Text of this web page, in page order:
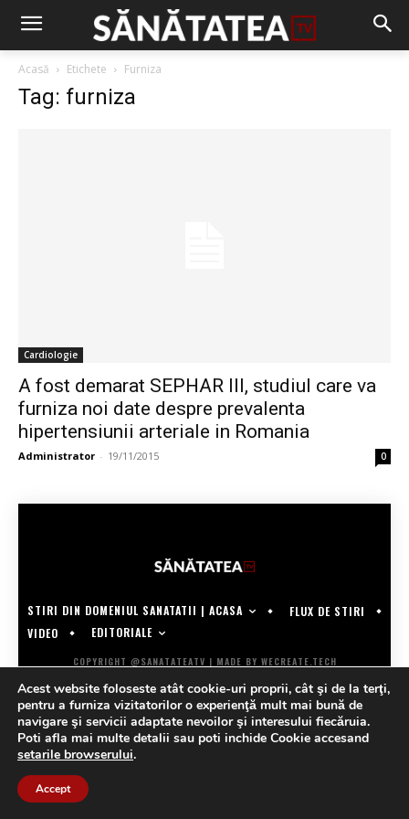
Acasă Etichete Furniza
Tag: furniza
Cardiologie
A fost demarat SEPHAR III, studiul care va
furniza noi date despre prevalenta
hipertensiunii arteriale in Romania
Administrator - 19/11/2015 0
STIRI DIN DOMENIUL SANATATII | ACASA
FLUX DE STIRI
VIDEO
EDITORIALE
COPYRIGHT @SANATATEATV | MADE BY WECREATE.TECH
Acest website foloseste atât cookie-uri proprii, cât şi de la terţi,
pentru a furniza vizitatorilor o experienţă mult mai bună de
navigare şi servicii adaptate nevoilor şi interesului fiecăruia.
Poti afla mai multe detalii sau poti inchide Cookie accesand
setarile browserului.
Accept